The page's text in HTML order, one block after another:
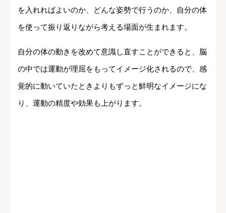
を入れればよいのか、どんな姿勢で行うのか、自分の体
を使って振り返りながら考える場面が生まれます。
自分の体の動きを改めて意識し直すことができると、脳
の中では運動が理屈をもってイメージ化されるので、感
覚的に動いていたときよりもずっと鮮明なイメージにな
り、運動の精度や効果も上がります。